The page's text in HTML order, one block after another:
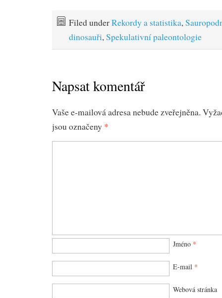
Filed underRekordy a statistika,
dinosauři, Spekulativní paleontologie
Napsat komentář
Vaše e-mailová adresa nebude zveřejněna.
jsou označeny *
Jméno *
E-mail *
Webová stránka